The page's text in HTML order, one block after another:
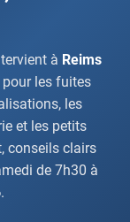
à Reims
les fuites
les
et les petits
conseils clairs
de 7h30 à
.